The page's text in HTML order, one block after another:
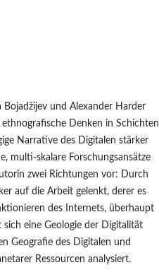
und Alexander Harder
Denken in Schichten
Narrative des Digitalen stärker
multi-skalare Forschungsansätze
zwei Richtungen vor: Durch
auf die Arbeit gelenkt, derer es
des Internets, überhaupt
eine Geologie der Digitalität
Geografie des Digitalen und
Ressourcen analysiert.